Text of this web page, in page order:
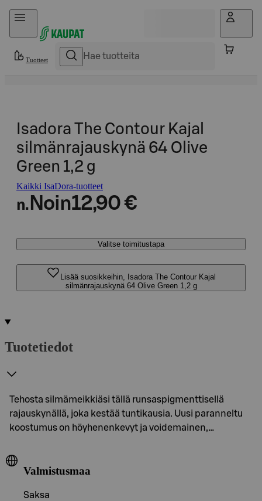
Hyppää sisältöön
Tuotteet
Isadora The Contour Kajal
silmänrajauskynä 64 Olive
Green 1,2 g
Kaikki IsaDora-tuotteet
n. Noin12,90 €
Valitse toimitustapa
Lisää suosikkeihin, Isadora The Contour Kajal
silmänrajauskynä 64 Olive Green 1,2 g
Tuotetiedot
Tehosta silmämeikkiäsi tällä runsaspigmenttisellä
rajauskynällä, joka kestää tuntikausia. Uusi paranneltu
koostumus on höyhenenkevyt ja voidemainen,…
Valmistusmaa
Saksa